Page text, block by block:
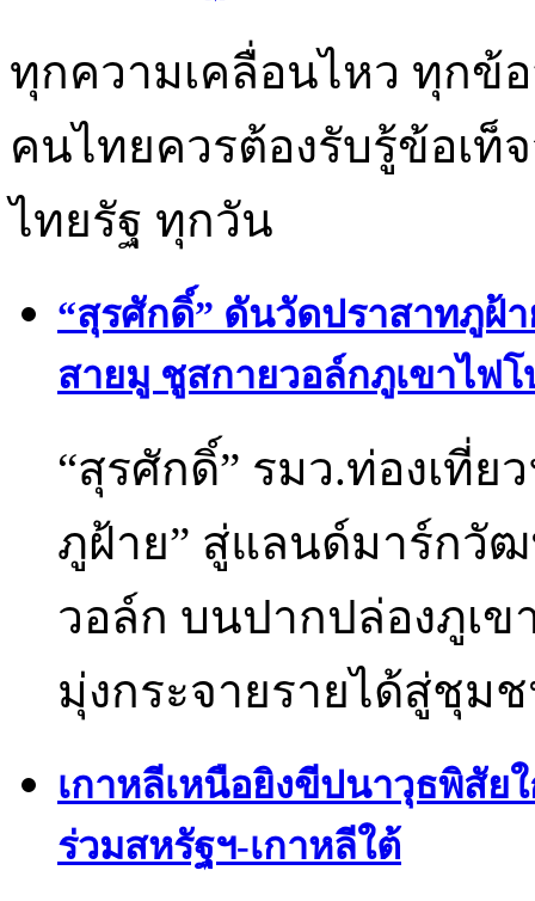
ทุกความเคลื่อนไหว ทุกข้
คนไทยควรต้องรับรู้ข้อเท็
ไทยรัฐ ทุกวัน
“สุรศักดิ์” ดันวัดปราสาทภูฝ้
สายมู ชูสกายวอล์กภูเขาไฟ
“สุรศักดิ์” รมว.ท่องเที่ย
ภูฝ้าย” สู่แลนด์มาร์กวั
วอล์ก บนปากปล่องภูเข
มุ่งกระจายรายได้สู่ชุม
เกาหลีเหนือยิงขีปนาวุธพิสัย
ร่วมสหรัฐฯ-เกาหลีใต้